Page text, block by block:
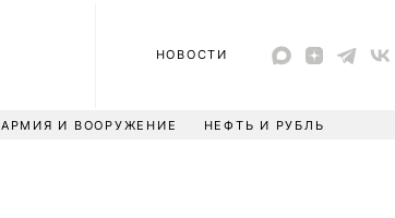
НОВОСТИ
АРМИЯ И ВООРУЖЕНИЕ НЕФТЬ И РУБЛЬ